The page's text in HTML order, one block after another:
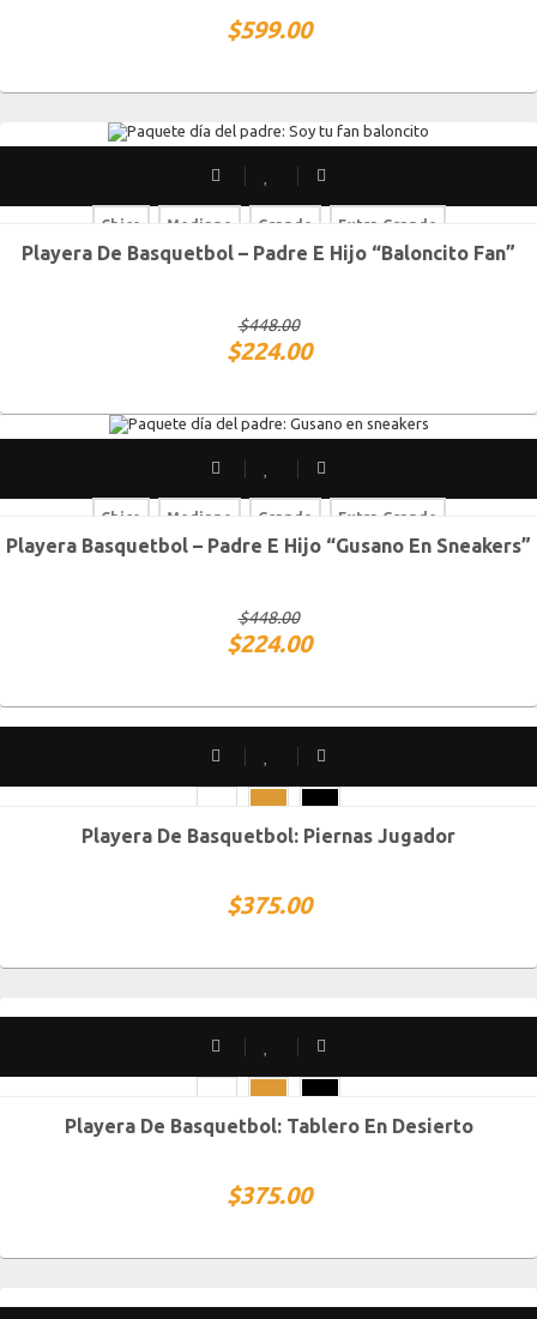
$599.00
Chico Mediano Grande Extra Grande
Chico Mediano Grande Extra Grande
Playera De Basquetbol – Padre E Hijo “Baloncito Fan”
$448.00
$224.00
Chico Mediano Grande Extra Grande
Chico Mediano Grande Extra Grande
Playera Basquetbol – Padre E Hijo “Gusano En Sneakers”
$448.00
$224.00
CH M G XG XXG
Playera De Basquetbol: Piernas Jugador
$375.00
CH M G XG XXG
Playera De Basquetbol: Tablero En Desierto
$375.00